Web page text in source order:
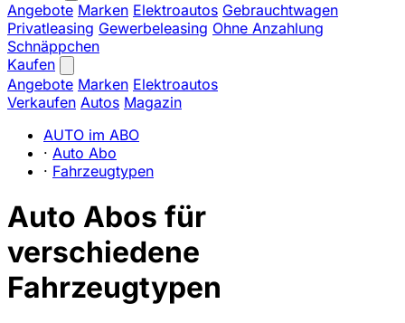
Angebote Marken Elektroautos Gebrauchtwagen
Privatleasing Gewerbeleasing Ohne Anzahlung
Schnäppchen
Kaufen
Angebote Marken Elektroautos
Verkaufen Autos Magazin
AUTO im ABO
· Auto Abo
· Fahrzeugtypen
Auto Abos für
verschiedene
Fahrzeugtypen